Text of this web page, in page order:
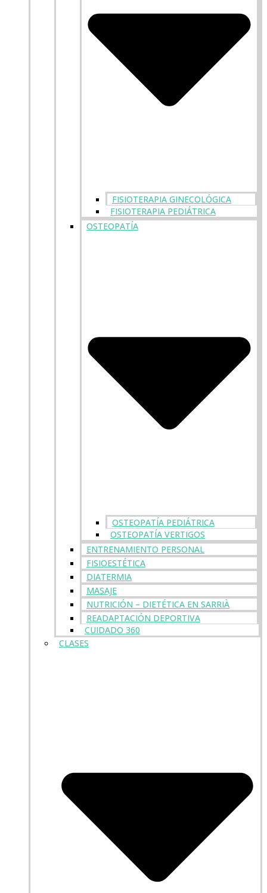
FISIOTERAPIA GINECOLÓGICA
FISIOTERAPIA PEDIÁTRICA
OSTEOPATÍA
OSTEOPATÍA PEDIÁTRICA
OSTEOPATÍA VERTIGOS
ENTRENAMIENTO PERSONAL
FISIOESTÉTICA
DIATERMIA
MASAJE
NUTRICIÓN – DIETÉTICA EN SARRIÀ
READAPTACIÓN DEPORTIVA
CUIDADO 360
CLASES